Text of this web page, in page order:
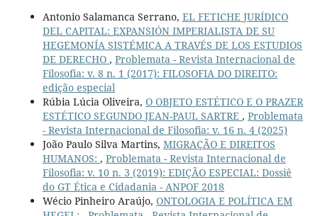
Antonio Salamanca Serrano, EL FETICHE JURÍDICO
DEL CAPITAL: EXPANSIÓN IMPERIALISTA DE SU
HEGEMONÍA SISTÉMICA A TRAVÉS DE LOS ESTUDIOS
DE DERECHO , Problemata - Revista Internacional de
Filosofia: v. 8 n. 1 (2017): FILOSOFIA DO DIREITO:
edição especial
Rúbia Lúcia Oliveira, O OBJETO ESTÉTICO E O PRAZER
ESTÉTICO SEGUNDO JEAN-PAUL SARTRE , Problemata
- Revista Internacional de Filosofia: v. 16 n. 4 (2025)
João Paulo Silva Martins, MIGRAÇÃO E DIREITOS
HUMANOS: , Problemata - Revista Internacional de
Filosofia: v. 10 n. 3 (2019): EDIÇÃO ESPECIAL: Dossiê
do GT Ética e Cidadania - ANPOF 2018
Wécio Pinheiro Araújo, ONTOLOGIA E POLÍTICA EM